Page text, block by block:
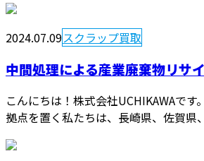
2024.07.09スクラップ買取
中間処理による産業廃棄物リサ
こんにちは！株式会社UCHIKAWAです
拠点を置く私たちは、長崎県、佐賀県